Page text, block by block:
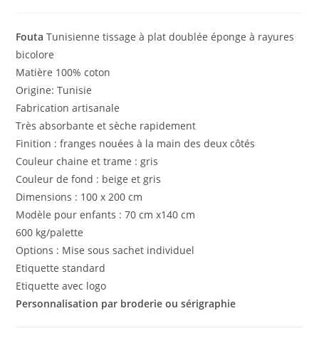
Fouta Tunisienne tissage à plat doublée éponge à rayures
bicolore
Matière 100% coton
Origine: Tunisie
Fabrication artisanale
Très absorbante et sèche rapidement
Finition : franges nouées à la main des deux côtés
Couleur chaine et trame : gris
Couleur de fond : beige et gris
Dimensions : 100 x 200 cm
Modèle pour enfants : 70 cm x140 cm
600 kg/palette
Options : Mise sous sachet individuel
Etiquette standard
Etiquette avec logo
Personnalisation par broderie ou sérigraphie